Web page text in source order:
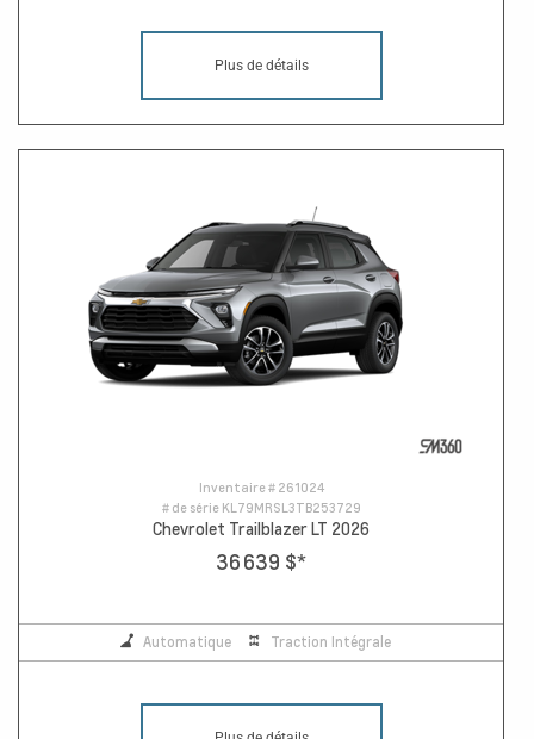
Plus de détails
Inventaire # 261024
# de série KL79MRSL3TB253729
Chevrolet Trailblazer LT 2026
36 639 $*
Automatique Traction Intégrale